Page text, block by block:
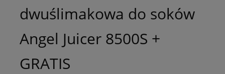
dwuślimakowa do soków
Angel Juicer 8500S +
GRATIS